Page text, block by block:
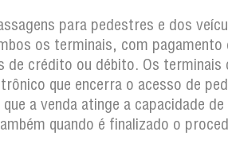
para pedestres e dos
os terminais, com pagamento
de crédito ou débito. Os terminais
que encerra o acesso de
a venda atinge a capacidade de
quando é finalizado o